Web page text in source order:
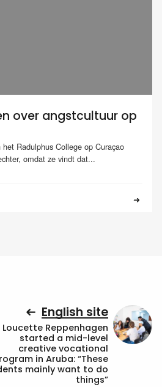
over angstcultuur op
Radulphus College op Curaçao
omdat ze vindt dat...
English site
Loucette Reppenhagen
started a mid-level
creative vocational
in Aruba: “These
mainly want to do
things”